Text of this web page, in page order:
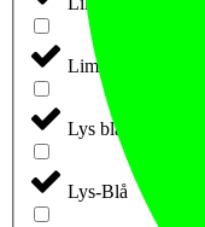
Lime
Lys blå
Lys-Blå